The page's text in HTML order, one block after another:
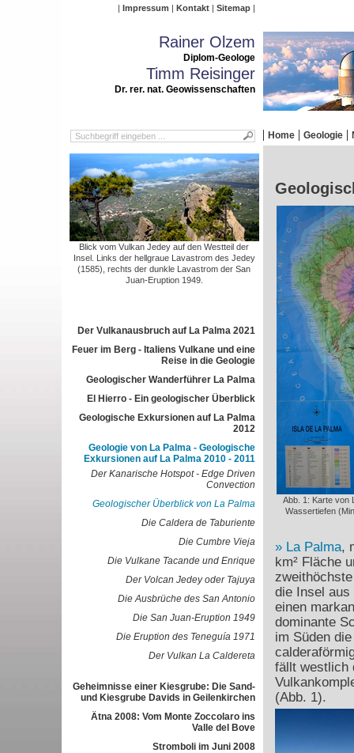
Impressum Kontakt Sitemap
Rainer Olzem
Diplom-Geologe
Timm Reisinger
Dr. rer. nat. Geowissenschaften
Home Geologie
Blick vom Vulkan Jedey auf den Westteil der
Insel. Links der hellgraue Lavastrom des Jedey
(1585), rechts der dunkle Lavastrom der San
Juan-Eruption 1949.
Der Vulkanausbruch auf La Palma 2021
Feuer im Berg - Italiens Vulkane und eine
Reise in die Geologie
Geologischer Wanderführer La Palma
El Hierro - Ein geologischer Überblick
Geologische Exkursionen auf La Palma
2012
Geologie von La Palma - Geologische
Exkursionen auf La Palma 2010 - 2011
Der Kanarische Hotspot - Edge Driven
Convection
Geologischer Überblick von La Palma
Die Caldera de Taburiente
Die Cumbre Vieja
Die Vulkane Tacande und Enrique
Der Volcan Jedey oder Tajuya
Die Ausbrüche des San Antonio
Die San Juan-Eruption 1949
Die Eruption des Teneguía 1971
Der Vulkan La Caldereta
Geheimnisse einer Kiesgrube: Die Sand-
und Kiesgrube Davids in Geilenkirchen
Ätna 2008: Vom Monte Zoccolaro ins
Valle del Bove
Stromboli im Juni 2008
Abb. 1: Karte von
Wassertiefen
La Palma,
km² Fläche
die Insel aus
einen
dominante
im Süden
fällt westlich
(Abb. 1).